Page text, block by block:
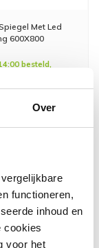
Over
functioneren,
inhoud en
cookies
voor het
Met Led
600X800
besteld,
202,07
167,00